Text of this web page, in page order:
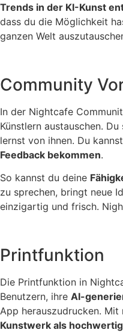
Trends in der KI-Kunst
dass du die Möglichkeit
ganzen Welt
Community
In der Nightcafe
Künstlern austauschen.
lernst von ihnen. Du
Feedback bekommen.
So kannst du deine
zu sprechen, bringt neue
einzigartig und frisch.
Printfunktion
Die Printfunktion in
Benutzern, ihre AI-
App herauszudrucken.
Kunstwerk als